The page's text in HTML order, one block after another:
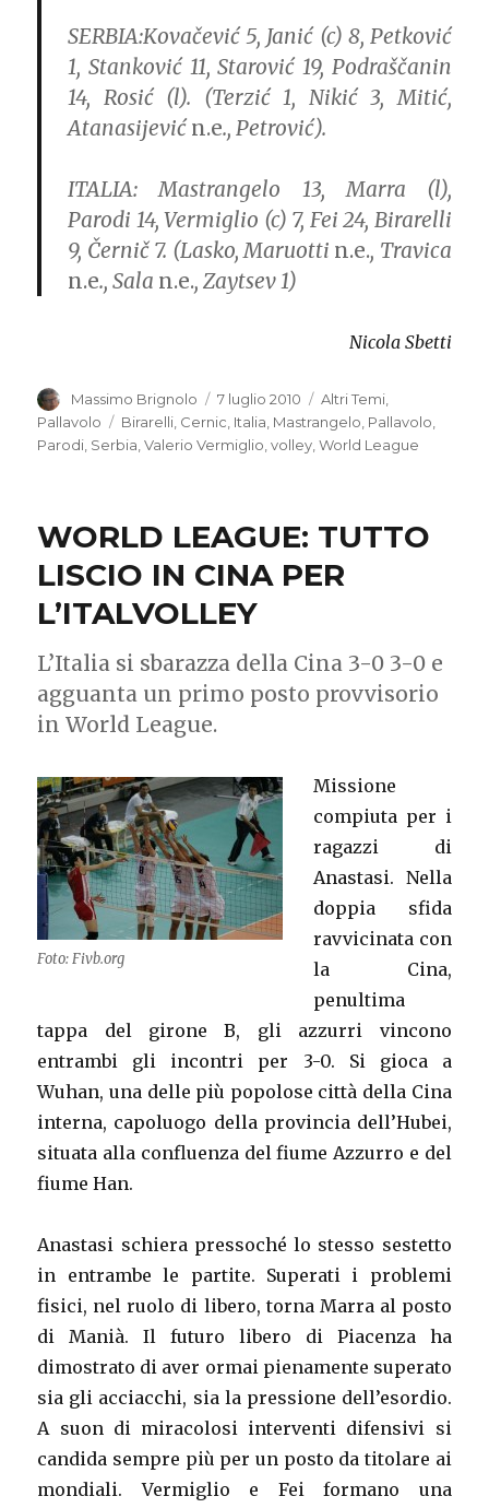
SERBIA:Kovačević 5, Janić (c) 8, Petković
1, Stanković 11, Starović 19, Podraščanin
14, Rosić (l). (Terzić 1, Nikić 3, Mitić,
Atanasijević n.e., Petrović).
ITALIA: Mastrangelo 13, Marra (l),
Parodi 14, Vermiglio (c) 7, Fei 24, Birarelli
9, Černič 7. (Lasko, Maruotti n.e., Travica
n.e., Sala n.e., Zaytsev 1)
Nicola Sbetti
Autore
Massimo Brignolo
Pubblicato
il
7 luglio 2010 Categorie
Altri Temi
Pallavolo
Tag
Birarelli, Cernic, Italia, Mastrangelo, Pallavolo,
Parodi, Serbia,Valerio Vermiglio,volley,World League
WORLD LEAGUE: TUTTO
LISCIO IN CINA PER
L’ITALVOLLEY
L’Italia si sbarazza della Cina 3-0 3-0 e
agguanta un primo posto provvisorio
in World League.
Foto: Fivb.org
Missione
compiuta per i
ragazzi di
Anastasi. Nella
doppia sfida
ravvicinata con
la Cina,
penultima
tappa del girone B, gli azzurri vincono
entrambi gli incontri per 3-0. Si gioca a
Wuhan, una delle più popolose città della Cina
interna, capoluogo della provincia dell’Hubei,
situata alla confluenza del fiume Azzurro e del
fiume Han.
Anastasi schiera pressoché lo stesso sestetto
in entrambe le partite. Superati i problemi
fisici, nel ruolo di libero, torna Marra al posto
di Manià. Il futuro libero di Piacenza ha
dimostrato di aver ormai pienamente superato
sia gli acciacchi, sia la pressione dell’esordio.
A suon di miracolosi interventi difensivi si
candida sempre più per un posto da titolare ai
mondiali. Vermiglio e Fei formano una